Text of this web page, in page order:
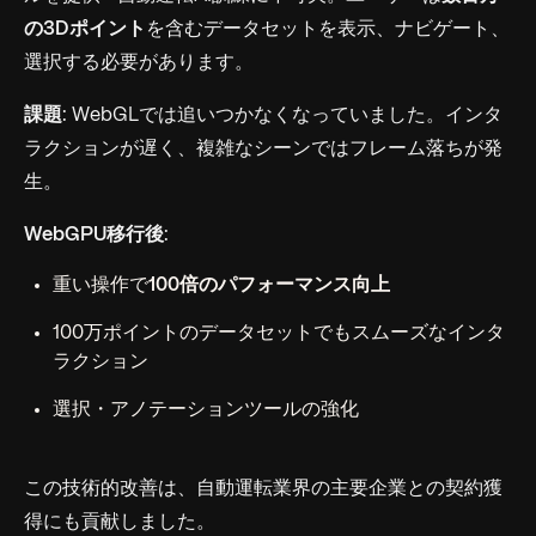
の3Dポイント を含むデータセットを表示、ナビゲート、
選択する必要があります。
課題: WebGLでは追いつかなくなっていました。インタ
ラクションが遅く、複雑なシーンではフレーム落ちが発
生。
WebGPU移行後:
重い操作で100倍のパフォーマンス向上
100万ポイントのデータセットでもスムーズなインタ
ラクション
選択・アノテーションツールの強化
この技術的改善は、自動運転業界の主要企業との契約獲
得にも貢献しました。